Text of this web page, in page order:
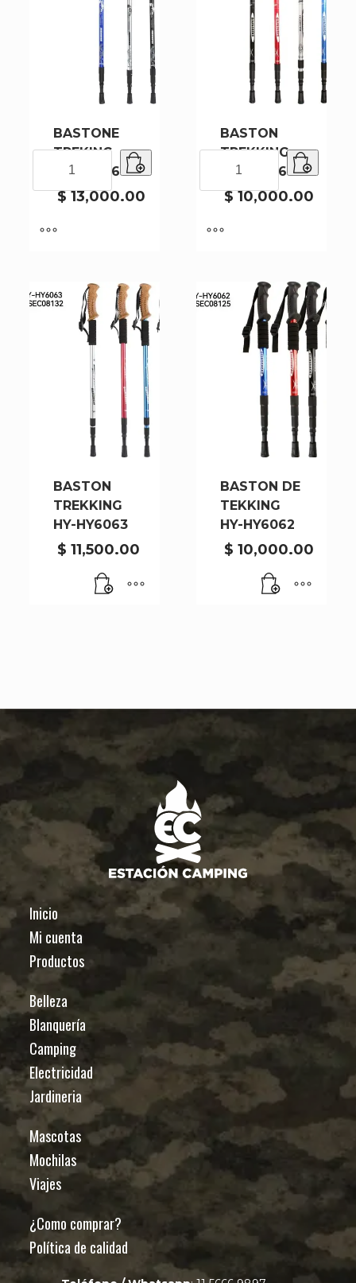
BASTONE
TREKING
HY-HY6064
$13,000.00
TREKING
HY-
cantidad
BASTON
TREKKING
HY-HY6061
$10,000.00
TREKKING
HY-
cantidad
BASTON
TREKKING
HY-HY6063
$ 11,500.00
BASTON DE
TEKKING
HY-HY6062
$ 10,000.00
Inicio
Mi cuenta
Productos
Belleza
Blanquería
Camping
Electricidad
Jardineria
Mascotas
Mochilas
Viajes
¿Como comprar?
Política de calidad